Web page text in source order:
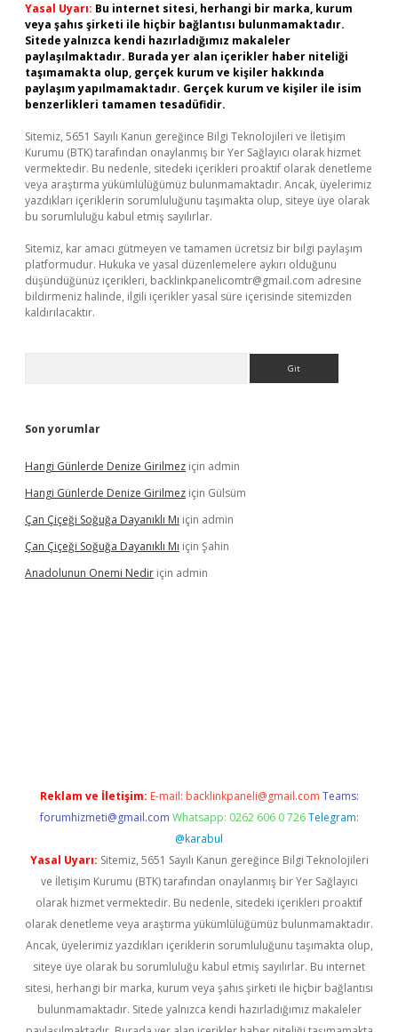
Yasal Uyarı: Bu internet sitesi, herhangi bir marka, kurum
veya şahıs şirketi ile hiçbir bağlantısı bulunmamaktadır.
Sitede yalnızca kendi hazırladığımız makaleler
paylaşılmaktadır. Burada yer alan içerikler haber niteliği
taşımamakta olup, gerçek kurum ve kişiler hakkında
paylaşım yapılmamaktadır. Gerçek kurum ve kişiler ile isim
benzerlikleri tamamen tesadüfidir.
Sitemiz, 5651 Sayılı Kanun gereğince Bilgi Teknolojileri ve İletişim
Kurumu (BTK) tarafından onaylanmış bir Yer Sağlayıcı olarak hizmet
vermektedir. Bu nedenle, sitedeki içerikleri proaktif olarak denetleme
veya araştırma yükümlülüğümüz bulunmamaktadır. Ancak, üyelerimiz
yazdıkları içeriklerin sorumluluğunu taşımakta olup, siteye üye olarak
bu sorumluluğu kabul etmiş sayılırlar.
Sitemiz, kar amacı gütmeyen ve tamamen ücretsiz bir bilgi paylaşım
platformudur. Hukuka ve yasal düzenlemelere aykırı olduğunu
düşündüğünüz içerikleri, backlinkpanelicomtr@gmail.com adresine
bildirmeniz halinde, ilgili içerikler yasal süre içerisinde sitemizden
kaldırılacaktır.
Son yorumlar
Hangi Günlerde Denize Girilmez için admin
Hangi Günlerde Denize Girilmez için Gülsüm
Çan Çiçeği Soğuğa Dayanıklı Mı için admin
Çan Çiçeği Soğuğa Dayanıklı Mı için Şahin
Anadolunun Onemi Nedir için admin
Reklam ve İletişim: E-mail: backlinkpaneli@gmail.com Teams:
forumhizmeti@gmail.com Whatsapp: 0262 606 0 726 Telegram:
@karabul
Yasal Uyarı: Sitemiz, 5651 Sayılı Kanun gereğince Bilgi Teknolojileri
ve İletişim Kurumu (BTK) tarafından onaylanmış bir Yer Sağlayıcı
olarak hizmet vermektedir. Bu nedenle, sitedeki içerikleri proaktif
olarak denetleme veya araştırma yükümlülüğümüz bulunmamaktadır.
Ancak, üyelerimiz yazdıkları içeriklerin sorumluluğunu taşımakta olup,
siteye üye olarak bu sorumluluğu kabul etmiş sayılırlar. Bu internet
sitesi, herhangi bir marka, kurum veya şahıs şirketi ile hiçbir bağlantısı
bulunmamaktadır. Sitede yalnızca kendi hazırladığımız makaleler